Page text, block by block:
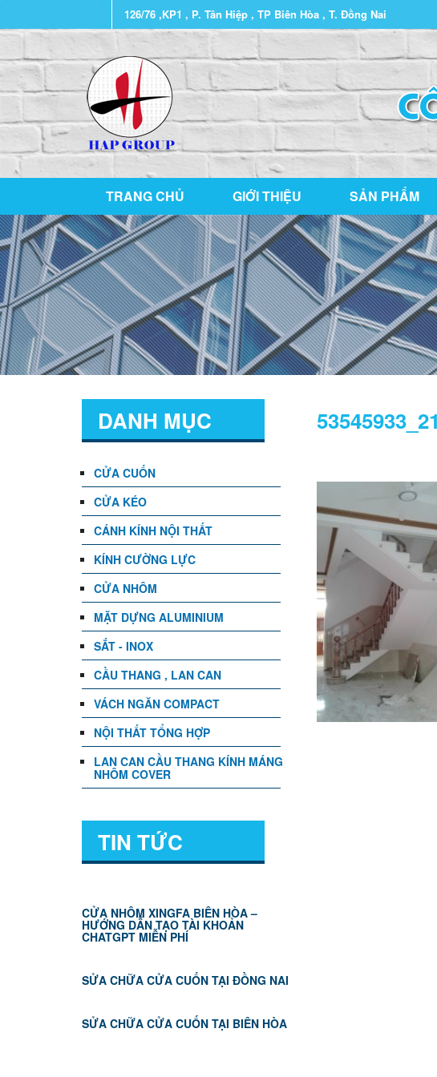
126/76 ,KP1 , P. Tân Hiệp , TP Biên Hòa , T. Đồng Nai
TRANG CHỦ GIỚI THIỆU SẢN PHẨM
DANH MỤC
CỬA CUỐN
CỬA KÉO
CÁNH KÍNH NỘI THẤT
KÍNH CƯỜNG LỰC
CỬA NHÔM
MẶT DỰNG ALUMINIUM
SẮT - INOX
CẦU THANG , LAN CAN
VÁCH NGĂN COMPACT
NỘI THẤT TỔNG HỢP
LAN CAN CẦU THANG KÍNH MÁNG
NHÔM COVER
TIN TỨC
CỬA NHÔM XINGFA BIÊN HÒA –
HƯỚNG DẪN TẠO TÀI KHOẢN
CHATGPT MIỄN PHÍ
SỬA CHỮA CỬA CUỐN TẠI ĐỒNG NAI
SỬA CHỮA CỬA CUỐN TẠI BIÊN HÒA